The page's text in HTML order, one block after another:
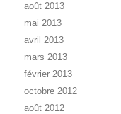
août 2013
mai 2013
avril 2013
mars 2013
février 2013
octobre 2012
août 2012